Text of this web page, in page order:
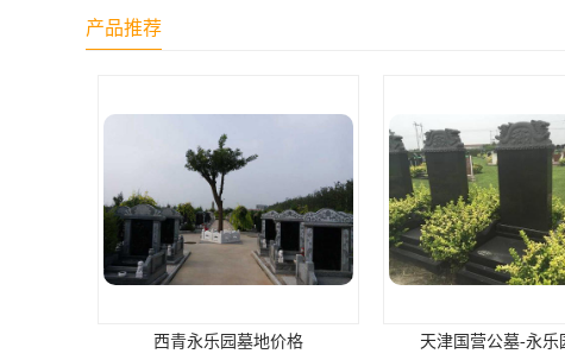
沧州青县永安陵园
玉佛寺寝宫
永宁园公墓
元宝山庄
产品推荐
天津国营公墓-永乐园公墓